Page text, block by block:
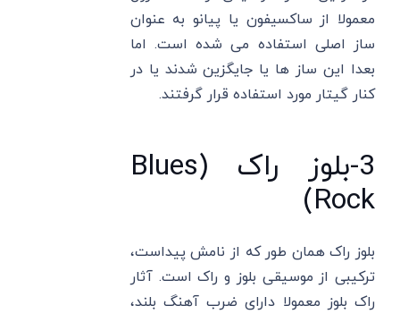
معمولا از ساکسیفون یا پیانو به عنوان
ساز اصلی استفاده می شده است. اما
بعدا این ساز ها یا جایگزین شدند یا در
کنار گیتار مورد استفاده قرار گرفتند.
3-بلوز راک (Blues
Rock)
بلوز راک همان طور که از نامش پیداست،
ترکیبی از موسیقی بلوز و راک است. آثار
راک بلوز معمولا دارای ضرب آهنگ بلند،